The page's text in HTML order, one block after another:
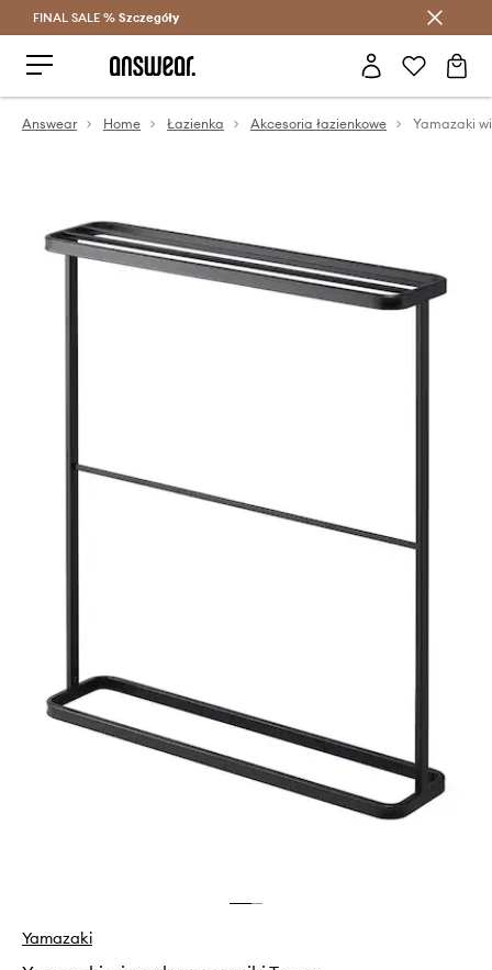
Oszczędzaj z Answear Club >
FINAL SALE % Szczegóły
Answear Home Łazienka Akcesoria łazienkowe
Yamazaki